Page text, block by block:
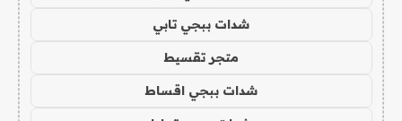
شدات ببجي تابي
متجر تقسيط
شدات ببجي اقساط